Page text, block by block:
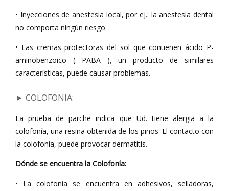
• Inyecciones de anestesia local, por ej.: la anestesia dental
no comporta ningún riesgo.
• Las cremas protectoras del sol que contienen ácido P-
aminobenzoico ( PABA ), un producto de similares
características, puede causar problemas.
► COLOFONIA:
La prueba de parche indica que Ud. tiene alergia a la
colofonía, una resina obtenida de los pinos. El contacto con
la colofonía, puede provocar dermatitis.
Dónde se encuentra la Colofonía:
• La colofonía se encuentra en adhesivos, selladoras,